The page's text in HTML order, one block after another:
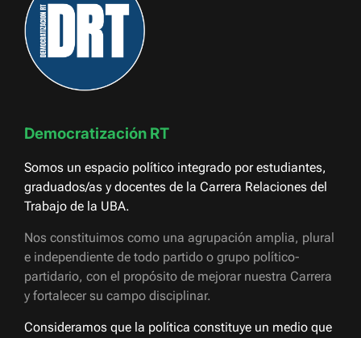
Democratización RT
Somos un espacio político integrado por estudiantes,
graduados/as y docentes de la Carrera Relaciones del
Trabajo de la UBA.
Nos constituimos como una agrupación amplia, plural
e independiente de todo partido o grupo político-
partidario, con el propósito de mejorar nuestra Carrera
y fortalecer su campo disciplinar.
Consideramos que la política constituye un medio que